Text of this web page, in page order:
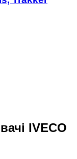
IVECO